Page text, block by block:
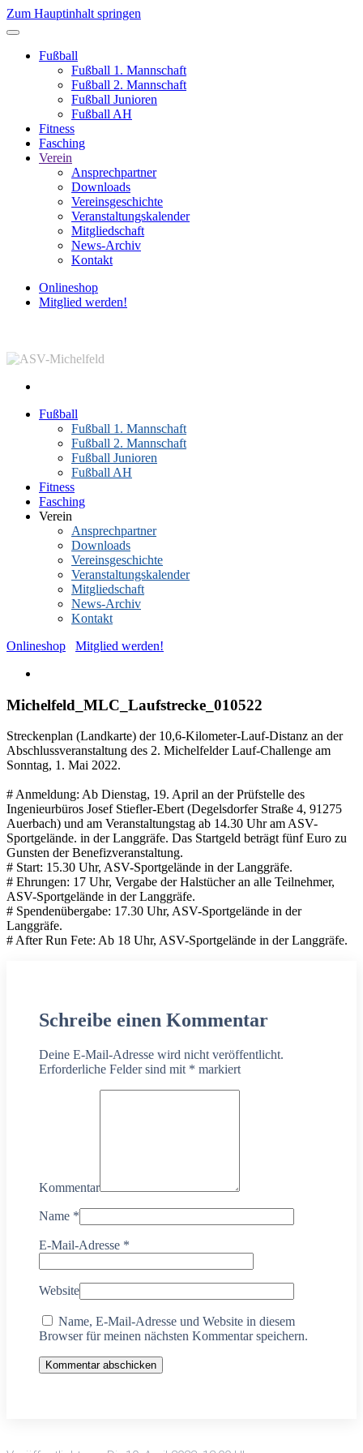
Zum Hauptinhalt springen
Fußball
Fußball 1. Mannschaft
Fußball 2. Mannschaft
Fußball Junioren
Fußball AH
Fitness
Fasching
Verein
Ansprechpartner
Downloads
Vereinsgeschichte
Veranstaltungskalender
Mitgliedschaft
News-Archiv
Kontakt
Onlineshop
Mitglied werden!
Fußball
Fußball 1. Mannschaft
Fußball 2. Mannschaft
Fußball Junioren
Fußball AH
Fitness
Fasching
Verein
Ansprechpartner
Downloads
Vereinsgeschichte
Veranstaltungskalender
Mitgliedschaft
News-Archiv
Kontakt
Onlineshop
Mitglied werden!
Michelfeld_MLC_Laufstrecke_010522
Streckenplan (Landkarte) der 10,6-Kilometer-Lauf-Distanz an der
Abschlussveranstaltung des 2. Michelfelder Lauf-Challenge am
Sonntag, 1. Mai 2022.
# Anmeldung: Ab Dienstag, 19. April an der Prüfstelle des
Ingenieurbüros Josef Stiefler-Ebert (Degelsdorfer Straße 4, 91275
Auerbach) und am Veranstaltungstag ab 14.30 Uhr am ASV-
Sportgelände. in der Langgräfe. Das Startgeld beträgt fünf Euro zu
Gunsten der Benefizveranstaltung.
# Start: 15.30 Uhr, ASV-Sportgelände in der Langgräfe.
# Ehrungen: 17 Uhr, Vergabe der Halstücher an alle Teilnehmer,
ASV-Sportgelände in der Langgräfe.
# Spendenübergabe: 17.30 Uhr, ASV-Sportgelände in der
Langgräfe.
# After Run Fete: Ab 18 Uhr, ASV-Sportgelände in der Langgräfe.
Schreibe einen Kommentar
Deine E-Mail-Adresse wird nicht veröffentlicht.
Erforderliche Felder sind mit * markiert
Kommentar
Name *
E-Mail-Adresse *
Website
Name, E-Mail-Adresse und Website in diesem
Browser für meinen nächsten Kommentar speichern.
Kommentar abschicken